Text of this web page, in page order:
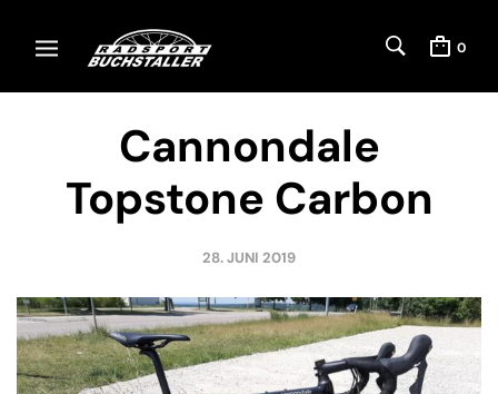
0
Cannondale
Topstone Carbon
28. JUNI 2019